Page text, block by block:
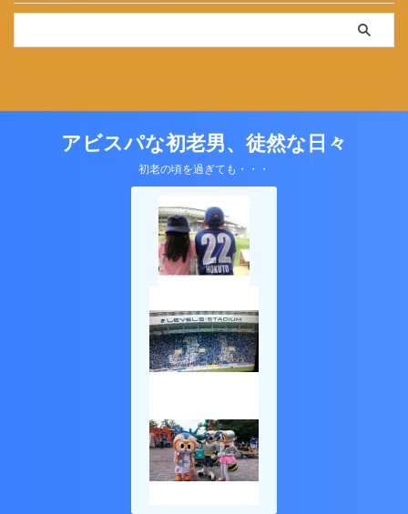
アビスパな初老男、徒然な日々
初老の頃を過ぎても・・・